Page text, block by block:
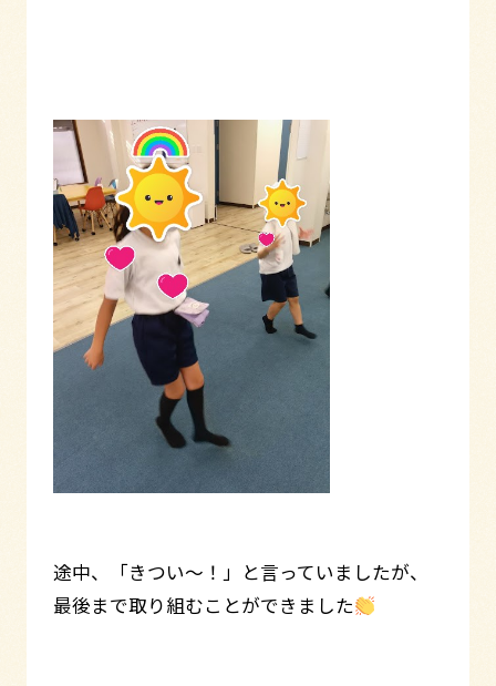
途中、「きつい～！」と言っていましたが、
最後まで取り組むことができました